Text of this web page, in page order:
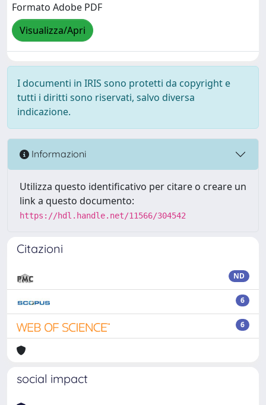
Formato Adobe PDF
Visualizza/Apri
I documenti in IRIS sono protetti da copyright e
tutti i diritti sono riservati, salvo diversa
indicazione.
Informazioni
Utilizza questo identificativo per citare o creare un
link a questo documento:
https://hdl.handle.net/11566/304542
Citazioni
ND
6
6
social impact